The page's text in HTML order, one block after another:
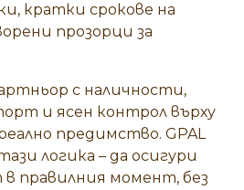
кратки срокове на
прозорци за
с наличности,
и ясен контрол върху
предимство. GPAL
логика – да осигури
в правилния момент, без